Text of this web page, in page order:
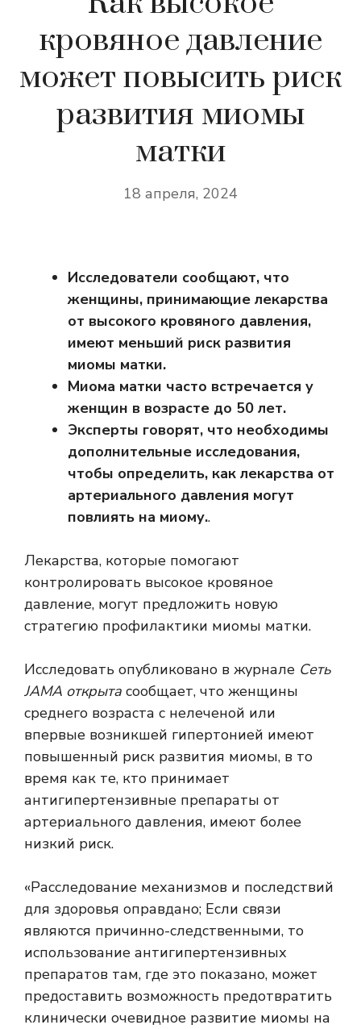
кровяное давление
может повысить риск
развития миомы
матки
18 апреля, 2024
Исследователи сообщают, что
женщины, принимающие лекарства
от высокого кровяного давления,
имеют меньший риск развития
миомы матки.
Миома матки часто встречается у
женщин в возрасте до 50 лет.
Эксперты говорят, что необходимы
дополнительные исследования,
чтобы определить, как лекарства от
артериального давления могут
повлиять на миому..
Лекарства, которые помогают
контролировать высокое кровяное
давление, могут предложить новую
стратегию профилактики миомы матки.
Исследовать опубликовано в журнале Сеть
JAMA открыта сообщает, что женщины
среднего возраста с нелеченой или
впервые возникшей гипертонией имеют
повышенный риск развития миомы, в то
время как те, кто принимает
антигипертензивные препараты от
артериального давления, имеют более
низкий риск.
«Расследование механизмов и последствий
для здоровья оправдано; Если связи
являются причинно-следственными, то
использование антигипертензивных
препаратов там, где это показано, может
предоставить возможность предотвратить
клинически очевидное развитие миомы на